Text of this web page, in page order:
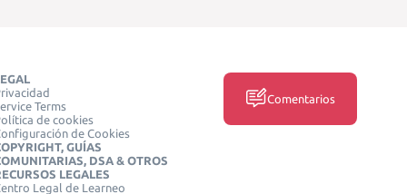
Terms
de cookies
de Cookies
GUÍAS
DSA & OTROS
LEGALES
Legal de Learneo
Comentarios